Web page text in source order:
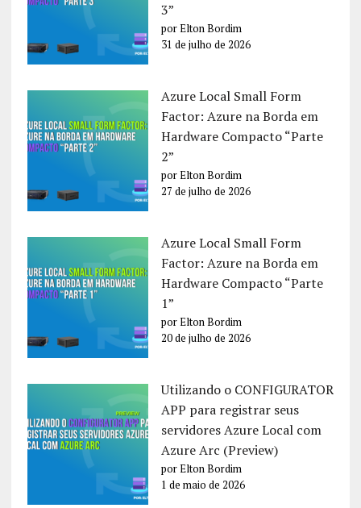
3”
por Elton Bordim
31 de julho de 2026
Azure Local Small Form
Factor: Azure na Borda em
Hardware Compacto “Parte
2”
por Elton Bordim
27 de julho de 2026
Azure Local Small Form
Factor: Azure na Borda em
Hardware Compacto “Parte
1”
por Elton Bordim
20 de julho de 2026
Utilizando o CONFIGURATOR
APP para registrar seus
servidores Azure Local com
Azure Arc (Preview)
por Elton Bordim
1 de maio de 2026